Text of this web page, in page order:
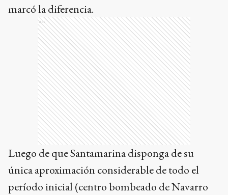
marcó la diferencia.
Ads
Luego de que Santamarina disponga de su
única aproximación considerable de todo el
período inicial (centro bombeado de Navarro